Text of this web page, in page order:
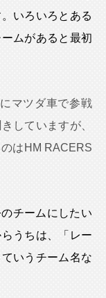
いろいろとある
ムがあると最初
マツダ車で参戦
していますが、
はHM RACERS
チームにしたい
うちは、「レー
いうチーム名な